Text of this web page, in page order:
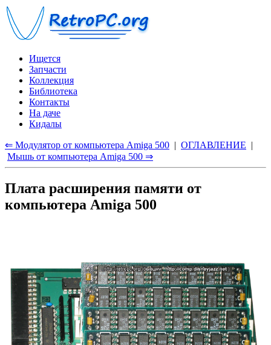
Ищется
Запчасти
Коллекция
Библиотека
Контакты
На даче
Кидалы
⇐ Модулятор от компьютера Amiga 500 | ОГЛАВЛЕНИЕ |
Мышь от компьютера Amiga 500 ⇒
Плата расширения памяти от
компьютера Amiga 500